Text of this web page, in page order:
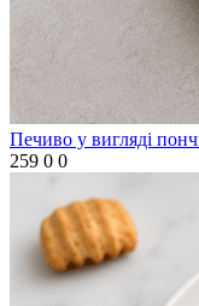
Печиво у вигляді
259 0 0